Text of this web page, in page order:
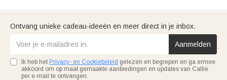
Ontvang unieke cadeau-ideeën en meer direct in je inbox.
Aanmelden
Ik heb het Privacy- en Cookiebeleid gelezen en begrepen en ga ermee
akkoord om op maat gemaakte aanbiedingen en updates van Callie
per e-mail te ontvangen.